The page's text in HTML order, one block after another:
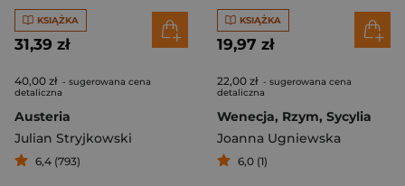
KSIĄŻKA
31,39 zł
40,00 zł - sugerowana cena
detaliczna
Austeria
Julian Stryjkowski
6,4 (793)
KSIĄŻKA
19,97 zł
22,00 zł - sugerowana cena
detaliczna
Wenecja, Rzym, Sycylia
Joanna Ugniewska
6,0 (1)